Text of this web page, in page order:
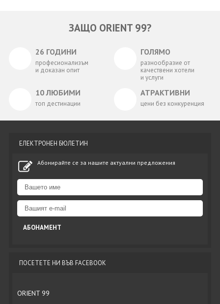
ЗАЩО ORIENT 99?
26 ГОДИНИ
професионализъм
и доказан опит
ГОЛЯМО
разнообразие от
качествени хотели
и услуги
10 ЛЮБИМИ
топ дестинации
АТРАКТИВНИ
цени без конкуренция
ЕЛЕКТРОНЕН БЮЛЕТИН
Абонирайте се за нашите актуални предложения
ПОСЕТЕТЕ НИ ВЪВ FACEBOOK
ORIENT 99